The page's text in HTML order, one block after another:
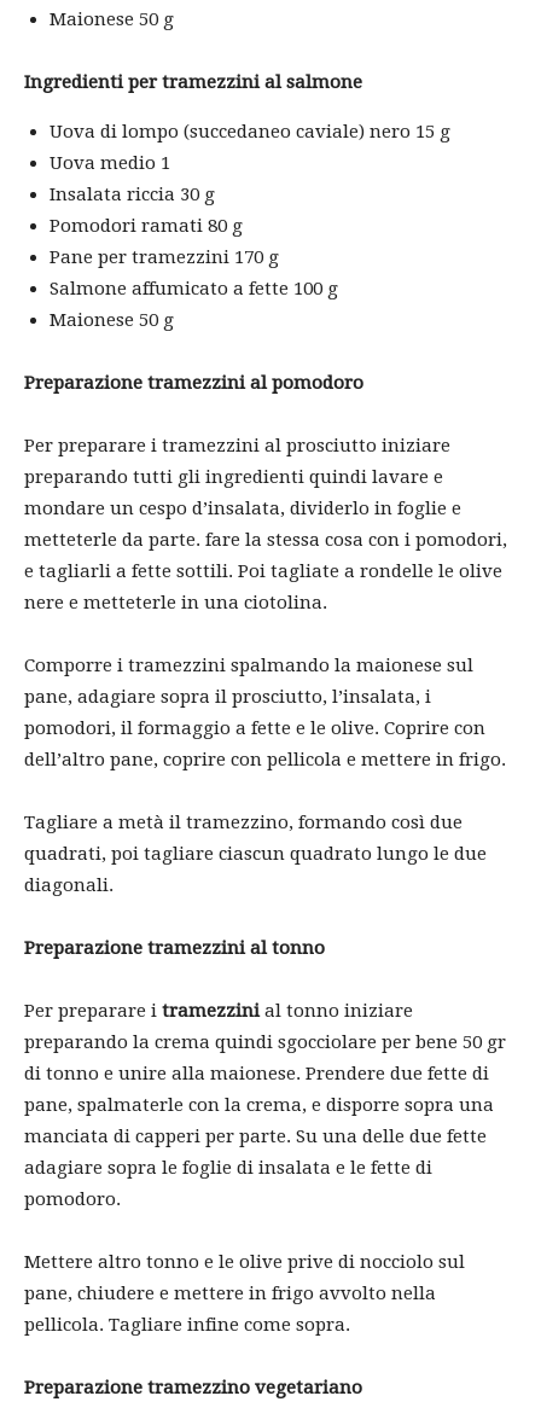
Maionese 50 g
Ingredienti per tramezzini al salmone
Uova di lompo (succedaneo caviale) nero 15 g
Uova medio 1
Insalata riccia 30 g
Pomodori ramati 80 g
Pane per tramezzini 170 g
Salmone affumicato a fette 100 g
Maionese 50 g
Preparazione tramezzini al pomodoro
Per preparare i tramezzini al prosciutto iniziare
preparando tutti gli ingredienti quindi lavare e
mondare un cespo d’insalata, dividerlo in foglie e
metteterle da parte. fare la stessa cosa con i pomodori,
e tagliarli a fette sottili. Poi tagliate a rondelle le olive
nere e metteterle in una ciotolina.
Comporre i tramezzini spalmando la maionese sul
pane, adagiare sopra il prosciutto, l’insalata, i
pomodori, il formaggio a fette e le olive. Coprire con
dell’altro pane, coprire con pellicola e mettere in frigo.
Tagliare a metà il tramezzino, formando così due
quadrati, poi tagliare ciascun quadrato lungo le due
diagonali.
Preparazione tramezzini al tonno
Per preparare i tramezzinial tonno iniziare
preparando la crema quindi sgocciolare per bene 50 gr
di tonno e unire alla maionese. Prendere due fette di
pane, spalmaterle con la crema, e disporre sopra una
manciata di capperi per parte. Su una delle due fette
adagiare sopra le foglie di insalata e le fette di
pomodoro.
Mettere altro tonno e le olive prive di nocciolo sul
pane, chiudere e mettere in frigo avvolto nella
pellicola. Tagliare infine come sopra.
Preparazione tramezzino vegetariano